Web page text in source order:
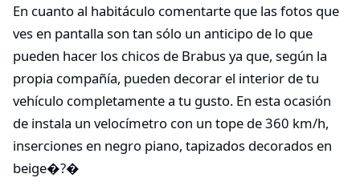
En cuanto al habitáculo comentarte que las fotos que
ves en pantalla son tan sólo un anticipo de lo que
pueden hacer los chicos de Brabus ya que, según la
propia compañía, pueden decorar el interior de tu
vehículo completamente a tu gusto. En esta ocasión
de instala un velocímetro con un tope de 360 km/h,
inserciones en negro piano, tapizados decorados en
beige�?�